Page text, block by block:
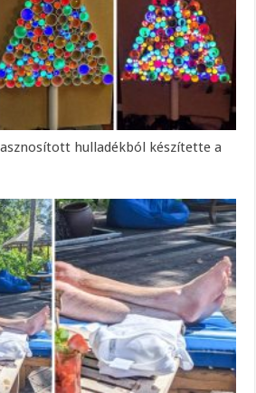
hulladékból készítette a